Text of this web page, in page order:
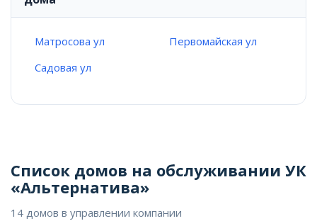
Матросова ул
Первомайская ул
Садовая ул
Список домов на обслуживании УК
«Альтернатива»
14 домов в управлении компании